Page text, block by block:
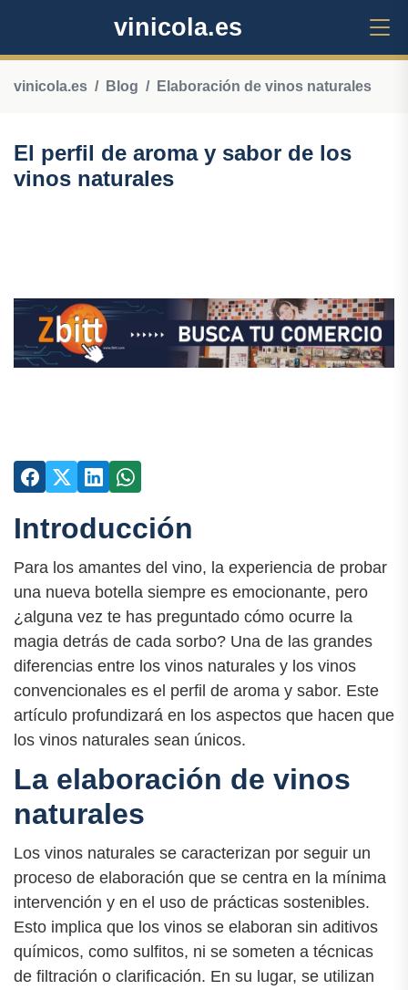
vinicola.es
vinicola.es Blog Elaboración de vinos naturales
El perfil de aroma y sabor de los
vinos naturales
Introducción
Para los amantes del vino, la experiencia de probar
una nueva botella siempre es emocionante, pero
¿alguna vez te has preguntado cómo ocurre la
magia detrás de cada sorbo? Una de las grandes
diferencias entre los vinos naturales y los vinos
convencionales es el perfil de aroma y sabor. Este
artículo profundizará en los aspectos que hacen que
los vinos naturales sean únicos.
La elaboración de vinos
naturales
Los vinos naturales se caracterizan por seguir un
proceso de elaboración que se centra en la mínima
intervención y en el uso de prácticas sostenibles.
Esto implica que los vinos se elaboran sin aditivos
químicos, como sulfitos, ni se someten a técnicas
de filtración o clarificación. En su lugar, se utilizan